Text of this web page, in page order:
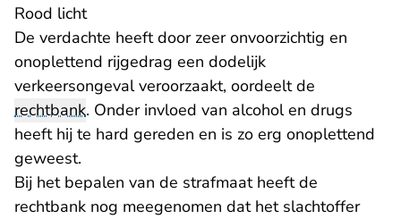
Rood licht
De verdachte heeft door zeer onvoorzichtig en
onoplettend rijgedrag een dodelijk
verkeersongeval veroorzaakt, oordeelt de
rechtbank. Onder invloed van alcohol en drugs
heeft hij te hard gereden en is zo erg onoplettend
geweest.
Bij het bepalen van de strafmaat heeft de
rechtbank nog meegenomen dat het slachtoffer